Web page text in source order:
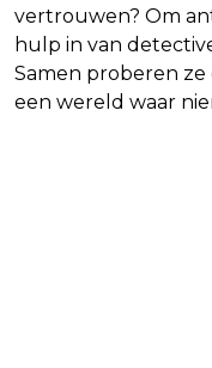
vertrouwen? Om
hulp in van
Samen proberen
een wereld waar